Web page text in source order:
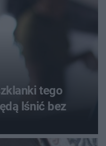
tego
lśnić bez